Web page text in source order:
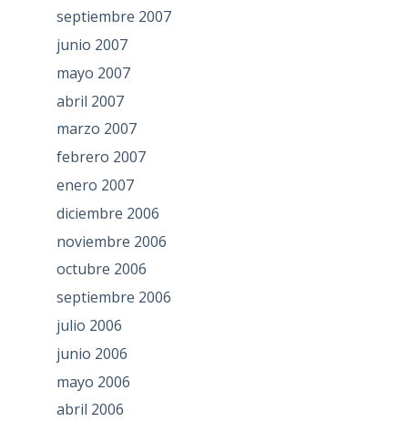
septiembre 2007
junio 2007
mayo 2007
abril 2007
marzo 2007
febrero 2007
enero 2007
diciembre 2006
noviembre 2006
octubre 2006
septiembre 2006
julio 2006
junio 2006
mayo 2006
abril 2006